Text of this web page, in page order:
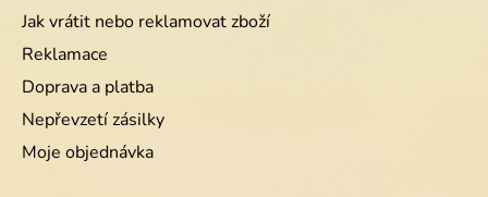
Jak vrátit nebo reklamovat zboží
Reklamace
Doprava a platba
Nepřevzetí zásilky
Moje objednávka